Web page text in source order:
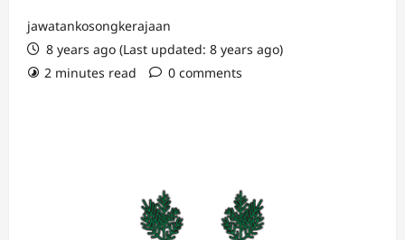
jawatankosongkerajaan
8 years ago (Last updated: 8 years ago)
2 minutes read
0 comments